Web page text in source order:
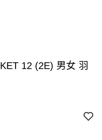
12 (2E) 男女 羽